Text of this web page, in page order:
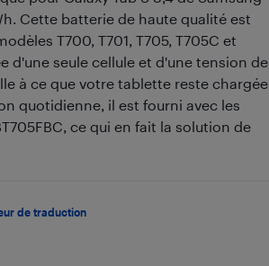
Cette batterie de haute qualité est
T700, T701, T705, T705C et
d'une seule cellule et d'une tension de
à ce que votre tablette reste chargée
quotidienne, il est fourni avec les
ce qui en fait la solution de
de traduction